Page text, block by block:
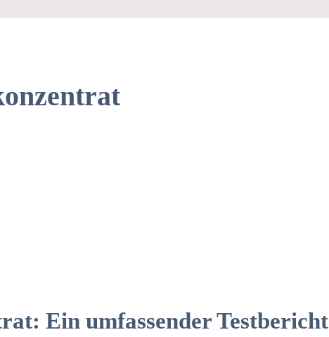
Ein umfassender Testbericht